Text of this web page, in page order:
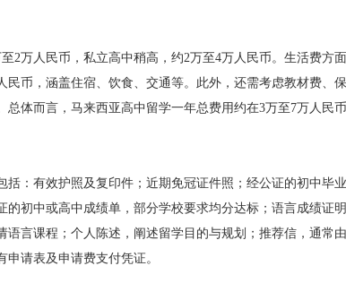
2万人民币，私立高中稍高，约2万至4万人民币。生活费方
民币，涵盖住宿、饮食、交通等。此外，还需考虑教材费、
体而言，马来西亚高中留学一年总费用约在3万至7万人民币
括：有效护照及复印件；近期免冠证件照；经公证的初中毕
的初中或高中成绩单，部分学校要求均分达标；语言成绩证
语言课程；个人陈述，阐述留学目的与规划；推荐信，通常
请表及申请费支付凭证。